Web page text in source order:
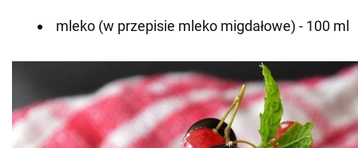
mleko (w przepisie mleko migdałowe) - 100 ml